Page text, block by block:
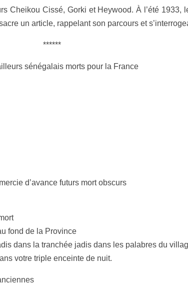
Cheikou Cissé, Gorki et Heywood. À l’été
un article, rappelant son parcours et
******
sénégalais morts pour la France
d’avance futurs mort obscurs
fond de la Province
dans la tranchée jadis dans les palabres du
votre triple enceinte de nuit.